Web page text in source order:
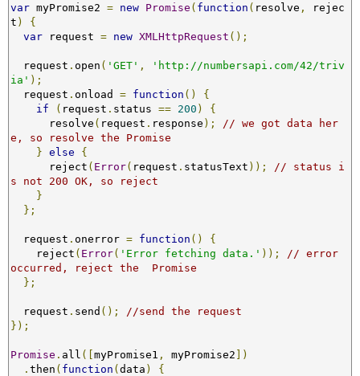
var myPromise2 = new Promise ( function ( resolve ,
rejec
t )
{
var request = new XMLHttpRequest ();
  request
. open ( 'GET' ,
'http://numbersapi.com/42/triv
ia' );
  request
. onload = function ()
{
if
( request . status == 200 )
{
      resolve
( request . response );
// we got data her
e, so resolve the Promise
} else
{
      reject
( Error( request . statusText ));
// status i
s not 200 OK, so reject
}
};
  request
. onerror = function ()
{
    reject
( Error( 'Error fetching data.' ));
// error
occurred, reject the  Promise
};
  request
. send ();
//send the request
});
Promise . all ([myPromise1 , myPromise2 ])
. then ( function (data )
{